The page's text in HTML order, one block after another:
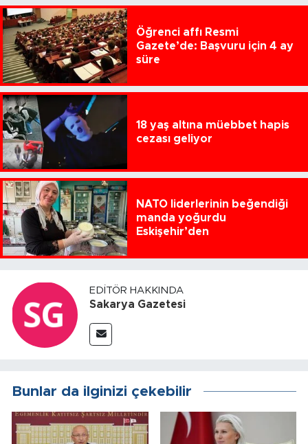
Öğrenci affı Resmi
Gazete’de: Başvuru için 4 ay
süre
18 yaş altına müebbet hapis
cezası geliyor
NATO liderlerinin beğendiği
manda yoğurdu
Eskişehir’den
EDITÖR HAKKINDA
Sakarya Gazetesi
Bunlar da ilginizi çekebilir